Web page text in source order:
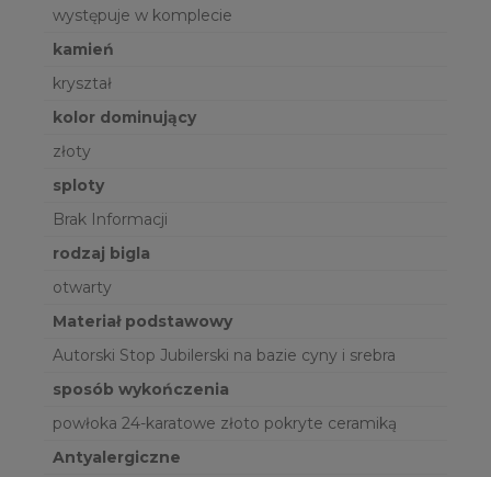
występuje w komplecie
kamień
kryształ
kolor dominujący
złoty
sploty
Brak Informacji
rodzaj bigla
otwarty
Materiał podstawowy
Autorski Stop Jubilerski na bazie cyny i srebra
sposób wykończenia
powłoka 24-karatowe złoto pokryte ceramiką
Antyalergiczne